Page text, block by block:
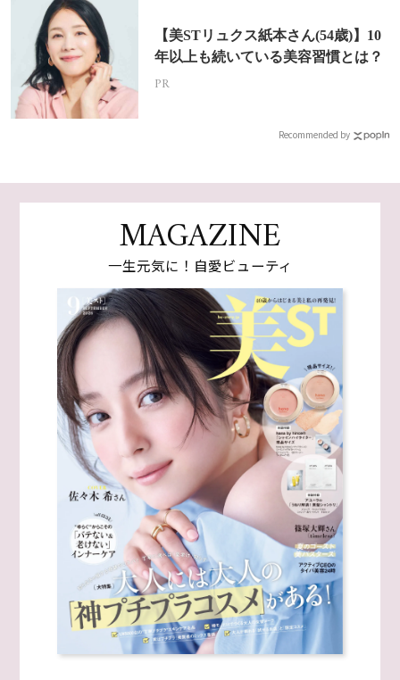
【美STリュクス紙本さん(54歳)】10
年以上も続いている美容習慣とは？
PR
Recommended by
MAGAZINE
一生元気に！自愛ビューティ